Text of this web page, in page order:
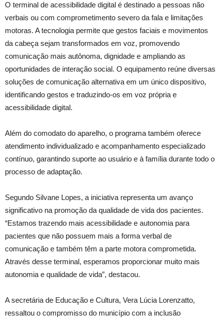
O terminal de acessibilidade digital é destinado a pessoas não
verbais ou com comprometimento severo da fala e limitações
motoras. A tecnologia permite que gestos faciais e movimentos
da cabeça sejam transformados em voz, promovendo
comunicação mais autônoma, dignidade e ampliando as
oportunidades de interação social. O equipamento reúne diversas
soluções de comunicação alternativa em um único dispositivo,
identificando gestos e traduzindo-os em voz própria e
acessibilidade digital.
Além do comodato do aparelho, o programa também oferece
atendimento individualizado e acompanhamento especializado
contínuo, garantindo suporte ao usuário e à família durante todo o
processo de adaptação.
Segundo Silvane Lopes, a iniciativa representa um avanço
significativo na promoção da qualidade de vida dos pacientes.
“Estamos trazendo mais acessibilidade e autonomia para
pacientes que não possuem mais a forma verbal de
comunicação e também têm a parte motora comprometida.
Através desse terminal, esperamos proporcionar muito mais
autonomia e qualidade de vida”, destacou.
A secretária de Educação e Cultura, Vera Lúcia Lorenzatto,
ressaltou o compromisso do município com a inclusão